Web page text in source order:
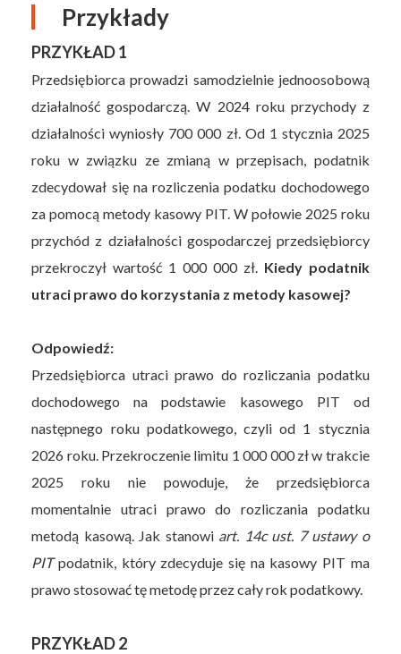
Przykłady
PRZYKŁAD 1
Przedsiębiorca prowadzi samodzielnie jednoosobową
działalność gospodarczą. W 2024 roku przychody z
działalności wyniosły 700 000 zł. Od 1 stycznia 2025
roku w związku ze zmianą w przepisach, podatnik
zdecydował się na rozliczenia podatku dochodowego
za pomocą metody kasowy PIT. W połowie 2025 roku
przychód z działalności gospodarczej przedsiębiorcy
przekroczył wartość 1 000 000 zł. Kiedy podatnik
utraci prawo do korzystania z metody kasowej?
Odpowiedź:
Przedsiębiorca utraci prawo do rozliczania podatku
dochodowego na podstawie kasowego PIT od
następnego roku podatkowego, czyli od 1 stycznia
2026 roku. Przekroczenie limitu 1 000 000 zł w trakcie
2025 roku nie powoduje, że przedsiębiorca
momentalnie utraci prawo do rozliczania podatku
metodą kasową. Jak stanowi art. 14c ust. 7 ustawy o
PITpodatnik, który zdecyduje się na kasowy PIT ma
prawo stosować tę metodę przez cały rok podatkowy.
PRZYKŁAD 2